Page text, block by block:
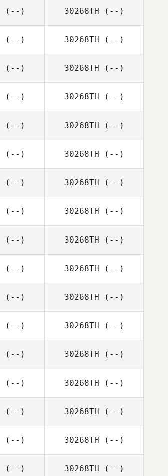
(--) 30268TH (--)
(--) 30268TH (--)
(--) 30268TH (--)
(--) 30268TH (--)
(--) 30268TH (--)
(--) 30268TH (--)
(--) 30268TH (--)
(--) 30268TH (--)
(--) 30268TH (--)
(--) 30268TH (--)
(--) 30268TH (--)
(--) 30268TH (--)
(--) 30268TH (--)
(--) 30268TH (--)
(--) 30268TH (--)
(--) 30268TH (--)
(--) 30268TH (--)